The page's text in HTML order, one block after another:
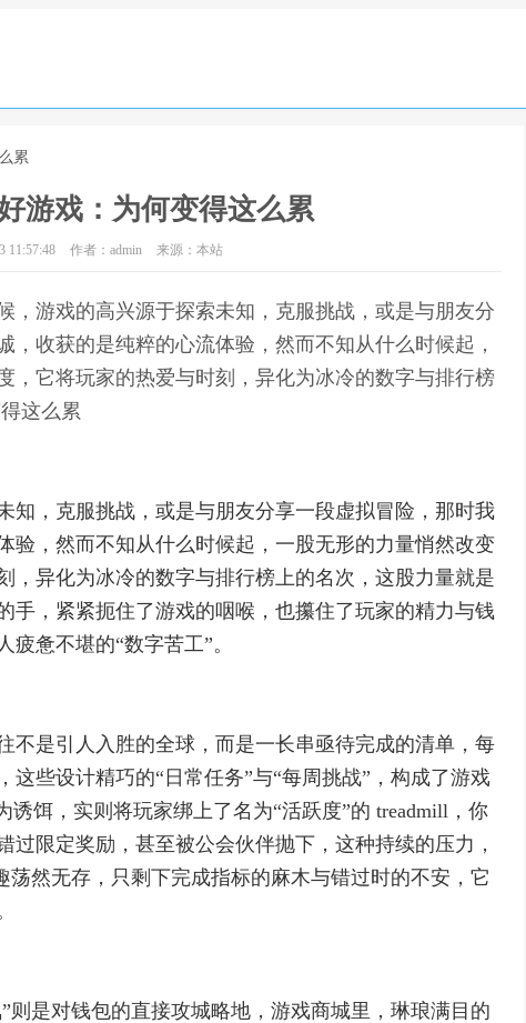
累
游戏：为何变得这么累
11:57:48 作者：admin 来源：本站
，游戏的高兴源于探索未知，克服挑战，或是与朋友分
收获的是纯粹的心流体验，然而不知从什么时候起，
，它将玩家的热爱与时刻，异化为冰冷的数字与排行榜
这么累
知，克服挑战，或是与朋友分享一段虚拟冒险，那时我
验，然而不知从什么时候起，一股无形的力量悄然改变
，异化为冰冷的数字与排行榜上的名次，这股力量就是
手，紧紧扼住了游戏的咽喉，也攥住了玩家的精力与钱
惫不堪的“数字苦工”。
不是引人入胜的全球，而是一长串亟待完成的清单，每
这些设计精巧的“日常任务”与“每周挑战”，构成了游戏
饵，实则将玩家绑上了名为“活跃度”的 treadmill，你
限定奖励，甚至被公会伙伴抛下，这种持续的压力，
荡然无存，只剩下完成指标的麻木与错过时的不安，它
则是对钱包的直接攻城略地，游戏商城里，琳琅满目的